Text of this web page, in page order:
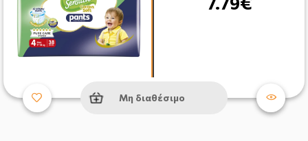
Μη διαθέσιμο